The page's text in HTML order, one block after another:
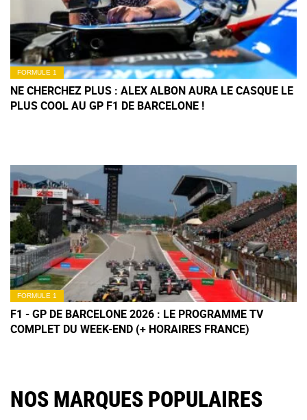
FORMULE 1
NE CHERCHEZ PLUS : ALEX ALBON AURA LE CASQUE LE
PLUS COOL AU GP F1 DE BARCELONE !
FORMULE 1
F1 - GP DE BARCELONE 2026 : LE PROGRAMME TV
COMPLET DU WEEK-END (+ HORAIRES FRANCE)
NOS MARQUES POPULAIRES